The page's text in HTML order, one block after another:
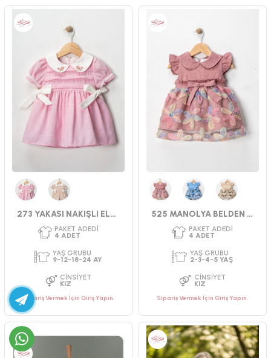
PAKET ADEDI
4 ADET
YAŞ GRUBU
CINSIYET
KIZ
PAKET ADEDI
4ADET
CINSIYET
KIZ
273 YAKASI NAKIŞLI ELBİSE 9-24 AY
Sipariş Vermek İçin Giriş Yapın.
525 MANOLYA BELDEN FIRFIRLI ELBİSE 2-5 YAŞ
Sipariş Vermek İçin Giriş Yapın.